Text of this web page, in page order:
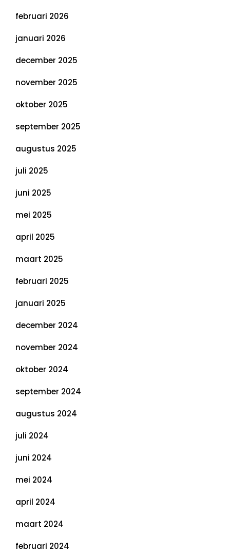
februari 2026
januari 2026
december 2025
november 2025
oktober 2025
september 2025
augustus 2025
juli 2025
juni 2025
mei 2025
april 2025
maart 2025
februari 2025
januari 2025
december 2024
november 2024
oktober 2024
september 2024
augustus 2024
juli 2024
juni 2024
mei 2024
april 2024
maart 2024
februari 2024